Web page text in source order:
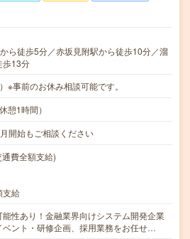
ら徒歩5分／赤坂見附駅から徒歩10分／溜
歩13分
※事前のお休み相談可能です。
憩1時間）
開始もご相談ください
費全額支給)
支給
能性あり！金融業界向けシステム開発企業
ベント・研修企画、採用業務をお任せ…